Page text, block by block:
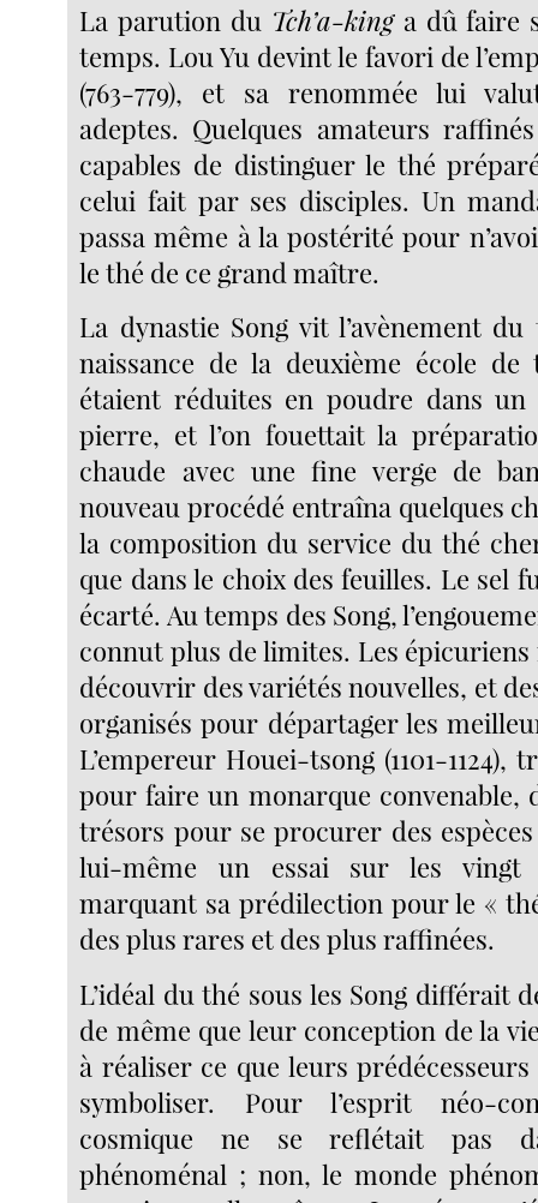
La parution du Tch’a-kinga dû faire
temps. Lou Yu devint le favori de
(763-779), et sa renommée lui
adeptes. Quelques amateurs
capables de distinguer le thé
celui fait par ses disciples. Un
passa même à la postérité pour
le thé de ce grand maître.
La dynastie Song vit l’avènement
naissance de la deuxième école de
étaient réduites en poudre dans
pierre, et l’on fouettait la
chaude avec une fine verge de
nouveau procédé entraîna quelques
la composition du service du thé
que dans le choix des feuilles. Le sel
écarté. Au temps des Song,
connut plus de limites. Les
découvrir des variétés nouvelles, et
organisés pour départager les
L’empereur Houei-tsong (1101-
pour faire un monarque convenable,
trésors pour se procurer des
lui-même un essai sur les vingt
marquant sa prédilection pour le «
des plus rares et des plus raffinées.
L’idéal du thé sous les Song différait
de même que leur conception de la
à réaliser ce que leurs
symboliser. Pour l’esprit néo-
cosmique ne se reflétait pas
phénoménal ; non, le monde